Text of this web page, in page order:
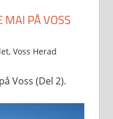
PÅ VOSS
, Voss Herad
Voss (Del 2).